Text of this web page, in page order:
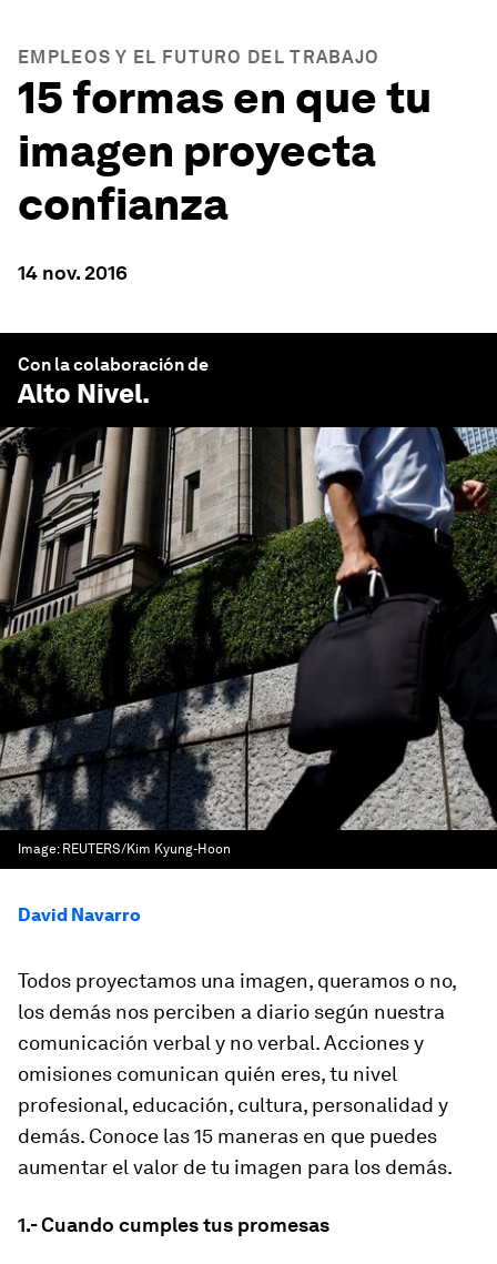
EMPLEOS Y EL FUTURO DEL TRABAJO
15 formas en que tu
imagen proyecta
confianza
14 nov. 2016
Con la colaboración de
Alto Nivel.
Image: REUTERS/Kim Kyung-Hoon
David Navarro
Todos proyectamos una imagen, queramos o no,
los demás nos perciben a diario según nuestra
comunicación verbal y no verbal. Acciones y
omisiones comunican quién eres, tu nivel
profesional, educación, cultura, personalidad y
demás. Conoce las 15 maneras en que puedes
aumentar el valor de tu imagen para los demás.
1.- Cuando cumples tus promesas